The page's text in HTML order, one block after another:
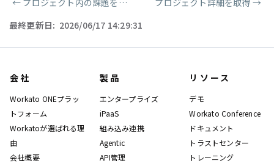
ページャー
← プロジェクト内の課題を取得（V2） プロジェクト詳細を取得 →
最終更新日: 2026/06/17 14:29:31
会社
Workato ONEプラッ
トフォーム
Workatoが選ばれる理
由
会社概要
製品
エンタープライズ
iPaaS
組み込み連携
Agentic
API管理
リソース
デモ
Workato Conference
ドキュメント
トラストセンター
トレーニング